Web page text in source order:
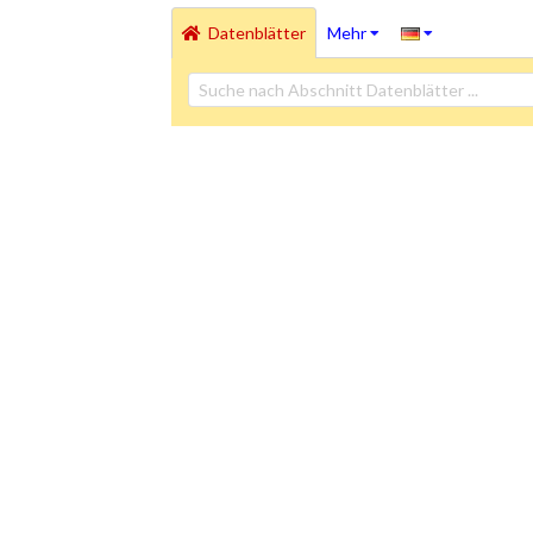
Datenblätter Mehr